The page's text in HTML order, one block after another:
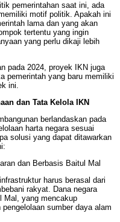
pemerintahan saat ini, ada
motif politik. Apakah ini
lama dan yang akan
tertentu yang ingin
yang perlu dikaji lebih
pada 2024, proyek IKN juga
pemerintah yang baru memiliki
ini.
dan Tata Kelola IKN
berlandaskan pada
harta negara sesuai
solusi yang dapat ditawarkan
dan Berbasis Baitul Mal
harus berasal dari
rakyat. Dana negara
Mal, yang mencakup
sumber daya alam